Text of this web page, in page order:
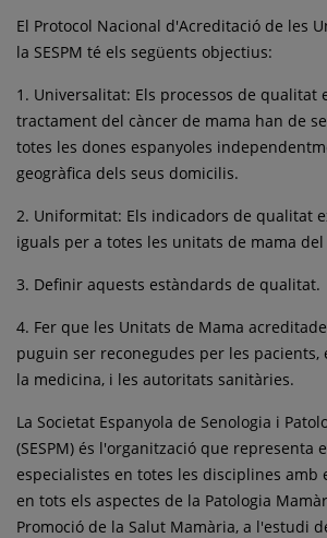
El Protocol Nacional d'Acreditació de les
la SESPM té els següents objectius:
1. Universalitat: Els processos de qualitat
tractament del càncer de mama han de
totes les dones espanyoles
geogràfica dels seus domicilis.
2. Uniformitat: Els indicadors de qualitat
iguals per a totes les unitats de mama
3. Definir aquests estàndards de qualitat.
4. Fer que les Unitats de Mama
puguin ser reconegudes per les pacients,
la medicina, i les autoritats sanitàries.
La Societat Espanyola de Senologia i
(SESPM) és l'organització que representa
especialistes en totes les disciplines amb
en tots els aspectes de la Patologia
Promoció de la Salut Mamària, a l'estudi